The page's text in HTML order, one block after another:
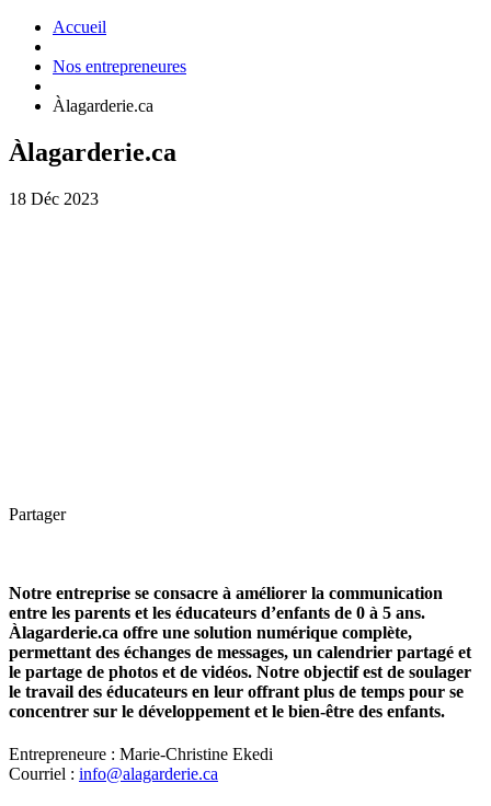
Accueil
Nos entrepreneures
Àlagarderie.ca
Àlagarderie.ca
18 Déc 2023
Partager
Notre entreprise se consacre à améliorer la communication
entre les parents et les éducateurs d’enfants de 0 à 5 ans.
Àlagarderie.ca offre une solution numérique complète,
permettant des échanges de messages, un calendrier partagé et
le partage de photos et de vidéos. Notre objectif est de soulager
le travail des éducateurs en leur offrant plus de temps pour se
concentrer sur le développement et le bien-être des enfants.
Entrepreneure : Marie-Christine Ekedi
Courriel : info@alagarderie.ca